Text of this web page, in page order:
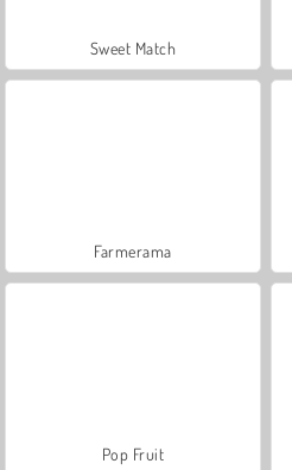
Sweet Match
Farmerama
Pop Fruit